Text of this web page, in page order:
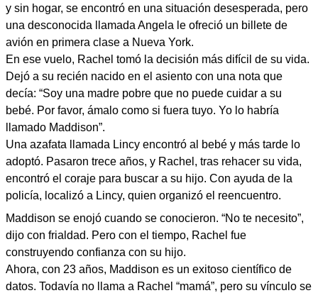
y sin hogar, se encontró en una situación desesperada, pero
una desconocida llamada Angela le ofreció un billete de
avión en primera clase a Nueva York.
En ese vuelo, Rachel tomó la decisión más difícil de su vida.
Dejó a su recién nacido en el asiento con una nota que
decía: “Soy una madre pobre que no puede cuidar a su
bebé. Por favor, ámalo como si fuera tuyo. Yo lo habría
llamado Maddison”.
Una azafata llamada Lincy encontró al bebé y más tarde lo
adoptó. Pasaron trece años, y Rachel, tras rehacer su vida,
encontró el coraje para buscar a su hijo. Con ayuda de la
policía, localizó a Lincy, quien organizó el reencuentro.
Maddison se enojó cuando se conocieron. “No te necesito”,
dijo con frialdad. Pero con el tiempo, Rachel fue
construyendo confianza con su hijo.
Ahora, con 23 años, Maddison es un exitoso científico de
datos. Todavía no llama a Rachel “mamá”, pero su vínculo se